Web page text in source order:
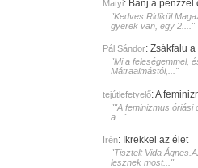
Matyi: Bánj a pénzzel
"Kedves Ridikül
gyerek van, egy 2...."
Pál Sándor: Zsákfalu a
"Mi a feleségemmel,
Mátraalmástól,..."
tejútlefetyelő:A
""A feminizmus óriási
a..."
Irén: Ikrekkel az élet
"Tisztelt Vida
lesznek most..."